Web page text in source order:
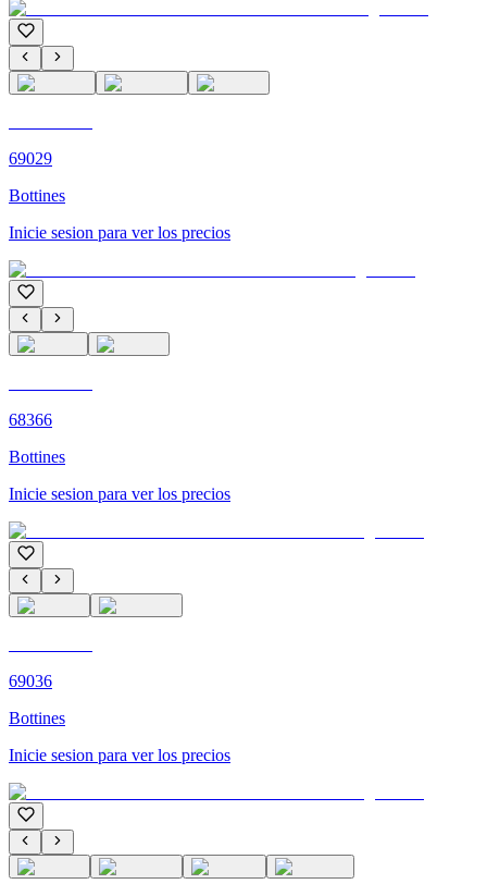
69029
Bottines
Inicie sesion para ver los precios
68366
Bottines
Inicie sesion para ver los precios
69036
Bottines
Inicie sesion para ver los precios